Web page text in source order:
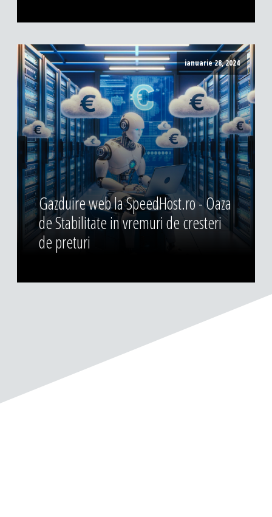
ianuarie 28, 2024
Gazduire web la SpeedHost.ro - Oaza
de Stabilitate in vremuri de cresteri
de preturi